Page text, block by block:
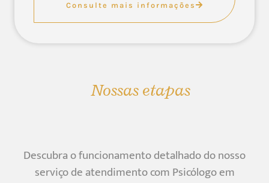
Consulte mais informações
Nossas etapas
Descubra o funcionamento detalhado do nosso
serviço de atendimento com Psicólogo em